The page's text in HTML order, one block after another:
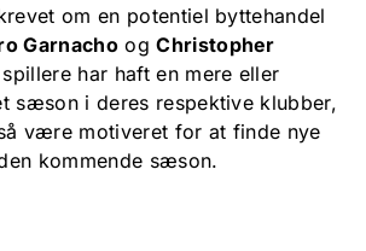
om en potentiel byttehandel
Garnacho ogChristopher
har haft en mere eller
sæson i deres respektive klubber,
være motiveret for at finde nye
kommende sæson.